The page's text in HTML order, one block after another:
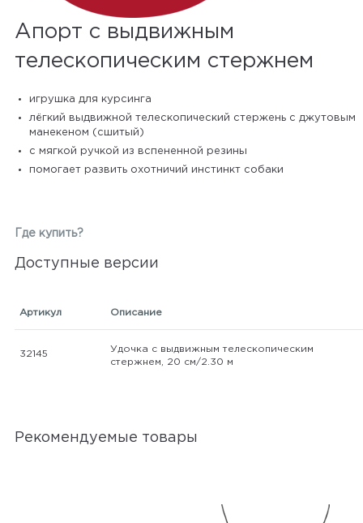
Апорт с выдвижным
телескопическим стержнем
игрушка для курсинга
лёгкий выдвижной телескопический стержень с джутовым
манекеном (сшитый)
с мягкой ручкой из вспененной резины
помогает развить охотничий инстинкт собаки
Где купить?
Доступные версии
Артикул Описание
32145
Удочка с выдвижным телескопическим
стержнем, 20 см/2.30 м
Рекомендуемые товары